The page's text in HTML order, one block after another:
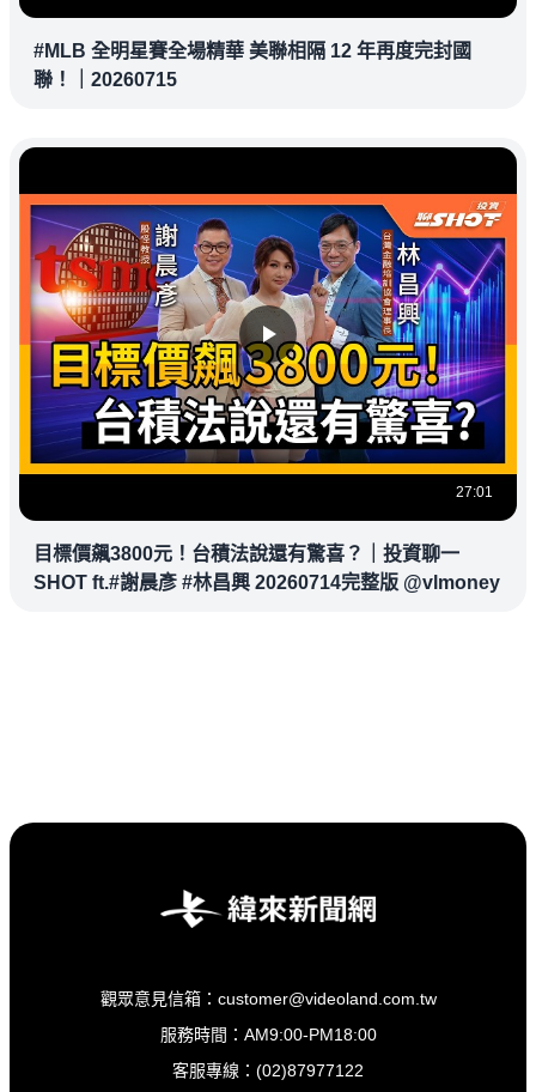
#MLB 全明星賽全場精華 美聯相隔 12 年再度完封國
聯！｜20260715
27:01
目標價飆3800元！台積法說還有驚喜？｜投資聊一
SHOT ft.#謝晨彥 #林昌興 20260714完整版 @vlmoney
觀眾意見信箱：customer@videoland.com.tw
服務時間：AM9:00-PM18:00
客服專線：(02)87977122